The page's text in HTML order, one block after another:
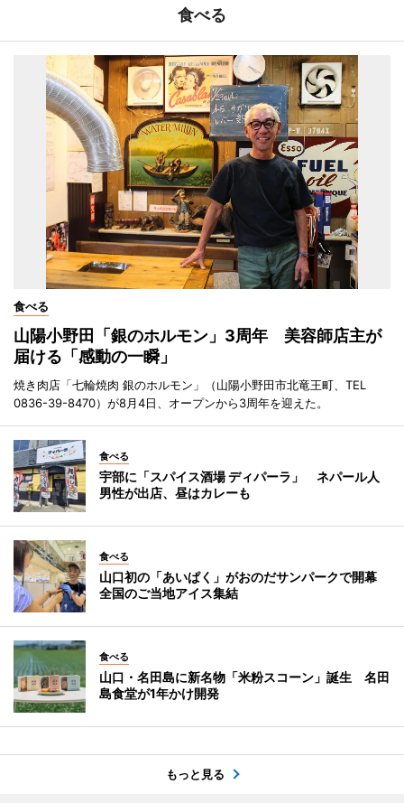
食べる
食べる
山陽小野田「銀のホルモン」3周年 美容師店主が
届ける「感動の一瞬」
焼き肉店「七輪焼肉 銀のホルモン」（山陽小野田市北竜王町、TEL
0836-39-8470）が8月4日、オープンから3周年を迎えた。
食べる
宇部に「スパイス酒場 ディパーラ」 ネパール人
男性が出店、昼はカレーも
食べる
山口初の「あいぱく」がおのだサンパークで開幕
全国のご当地アイス集結
食べる
山口・名田島に新名物「米粉スコーン」誕生 名田
島食堂が1年かけ開発
もっと見る